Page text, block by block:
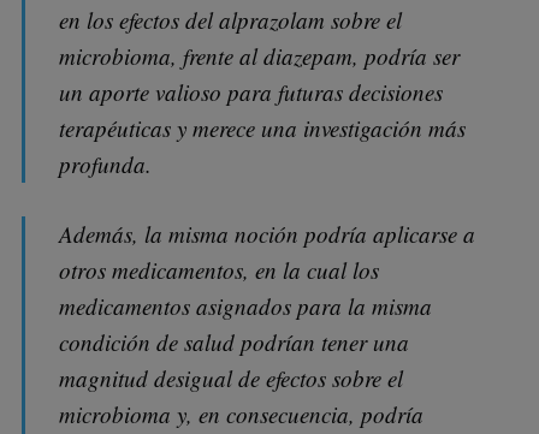
en los efectos del alprazolam sobre el
microbioma, frente al diazepam, podría ser
un aporte valioso para futuras decisiones
terapéuticas y merece una investigación más
profunda.
Además, la misma noción podría aplicarse a
otros medicamentos, en la cual los
medicamentos asignados para la misma
condición de salud podrían tener una
magnitud desigual de efectos sobre el
microbioma y, en consecuencia, podría